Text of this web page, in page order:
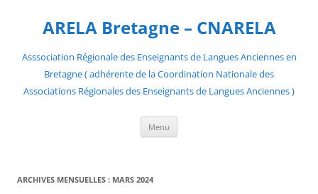
contenuARELA Bretagne – CNARELA
Asssociation Régionale des Enseignants de Langues Anciennes en
Bretagne ( adhérente de la Coordination Nationale des
Associations Régionales des Enseignants de Langues Anciennes )
Menu
ARCHIVES MENSUELLES : MARS 2024